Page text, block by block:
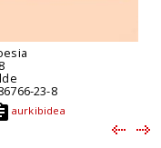
8
23-8
aurkibidea